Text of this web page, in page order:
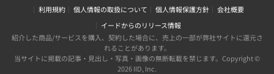
利用規約
個人情報の取扱について 個人情報保護方針
会社概要
イードからのリリース情報
紹介した商品/サービスを購入、契約した場合に、売上の一部が弊社サイトに還元さ
れることがあります。
当サイトに掲載の記事・見出し・写真・画像の無断転載を禁じます。Copyright ©
2026 IID, Inc.